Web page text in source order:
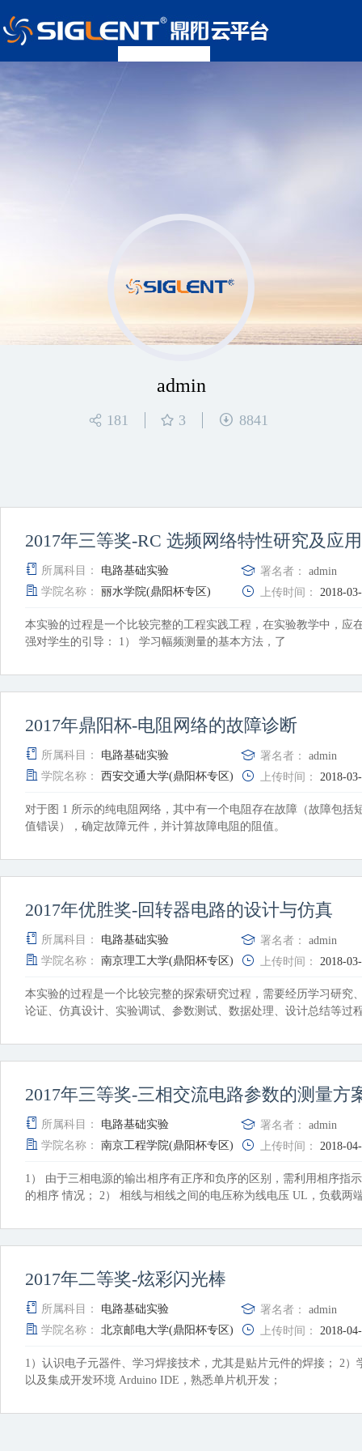
admin
181 3 8841
2017年三等奖-RC 选频网络特性研究及应用
所属科目： 电路基础实验 署名者：
admin
学院名称：
丽水学院(鼎阳杯专区) 上传时间： 2018-
本实验的过程是一个比较完整的工程实践工程，在实验教学中，应
强对学生的引导： 1） 学习幅频测量的基本方法，了
2017年鼎阳杯-电阻网络的故障诊断
所属科目： 电路基础实验 署名者：
admin
学院名称：
西安交通大学(鼎阳杯专区) 上传时间： 2018-
对于图 1 所示的纯电阻网络，其中有一个电阻存在故障（故障包括
值错误），确定故障元件，并计算故障电阻的阻值。
2017年优胜奖-回转器电路的设计与仿真
所属科目： 电路基础实验 署名者：
admin
学院名称：
南京理工大学(鼎阳杯专区) 上传时间： 2018-
本实验的过程是一个比较完整的探索研究过程，需要经历学习研究
论证、仿真设计、实验调试、参数测试、数据处理、设计总结等过
2017年三等奖-三相交流电路参数的测量方
所属科目： 电路基础实验 署名者：
admin
学院名称：
南京工程学院(鼎阳杯专区) 上传时间： 2018-
1） 由于三相电源的输出相序有正序和负序的区别，需利用相序指
的相序 情况； 2） 相线与相线之间的电压称为线电压 UL，负载两
2017年二等奖-炫彩闪光棒
所属科目： 电路基础实验 署名者：
admin
学院名称：
北京邮电大学(鼎阳杯专区) 上传时间： 2018-
1）认识电子元器件、学习焊接技术，尤其是贴片元件的焊接； 2）
以及集成开发环境 Arduino IDE，熟悉单片机开发；